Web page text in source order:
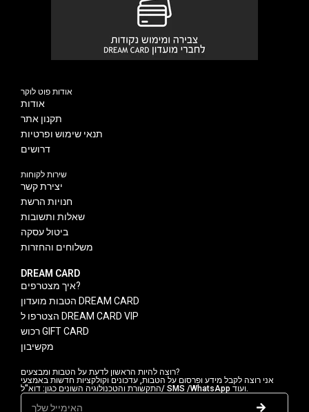
אודות פוט לוקר
אודות
תקנון אתר
תנאי שימוש ופרטיות
דרושים
שירות לקוחות
יצירת קשר
חנויות הרשת
שאלות ותשובות
ביטול עסקה
משלוחים והחזרות
DREAM CARD
איך מצטרפים?
הטבות מועדון DREAM CARD
הצטרפו ל DREAM CARD VIP
רכוש GIFT CARD
מקשיבון
רוצה להיות הראשון לדעת על הטבות ומבצעים?
אני רוצה לקבל מידע ופרסום על הטבות, עדכונים וקולקציות חדשות באמצעי
התקשורת והטכנולוגיה השונים כגון: דוא"ל/ SMS /WhatsApp ועוד.